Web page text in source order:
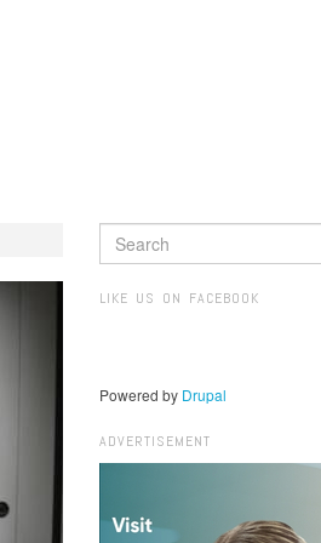
SEARCH
FORM
LIKE US ON FACEBOOK
Powered by Drupal
ADVERTISEMENT